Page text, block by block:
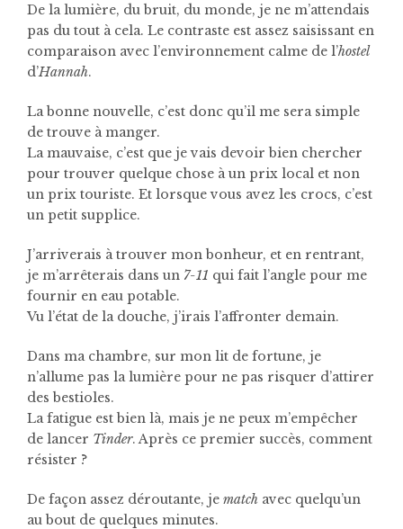
De la lumière, du bruit, du monde, je ne m’attendais
pas du tout à cela. Le contraste est assez saisissant en
comparaison avec l’environnement calme de l’hostel
d’Hannah.
La bonne nouvelle, c’est donc qu’il me sera simple
de trouve à manger.
La mauvaise, c’est que je vais devoir bien chercher
pour trouver quelque chose à un prix local et non
un prix touriste. Et lorsque vous avez les crocs, c’est
un petit supplice.
J’arriverais à trouver mon bonheur, et en rentrant,
je m’arrêterais dans un 7-11 qui fait l’angle pour me
fournir en eau potable.
Vu l’état de la douche, j’irais l’affronter demain.
Dans ma chambre, sur mon lit de fortune, je
n’allume pas la lumière pour ne pas risquer d’attirer
des bestioles.
La fatigue est bien là, mais je ne peux m’empêcher
de lancer Tinder. Après ce premier succès, comment
résister ?
De façon assez déroutante, je match avec quelqu’un
au bout de quelques minutes.